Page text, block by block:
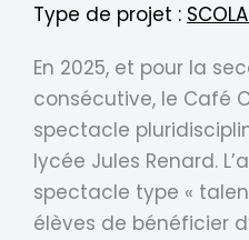
Type de projet :
En 2025, et pour la
consécutive, le Café
spectacle
lycée Jules Renard.
spectacle type «
élèves de bénéficier